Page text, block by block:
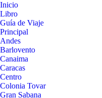
Inicio
Libro
Guía de Viaje
Principal
Andes
Barlovento
Canaima
Caracas
Centro
Colonia Tovar
Gran Sabana